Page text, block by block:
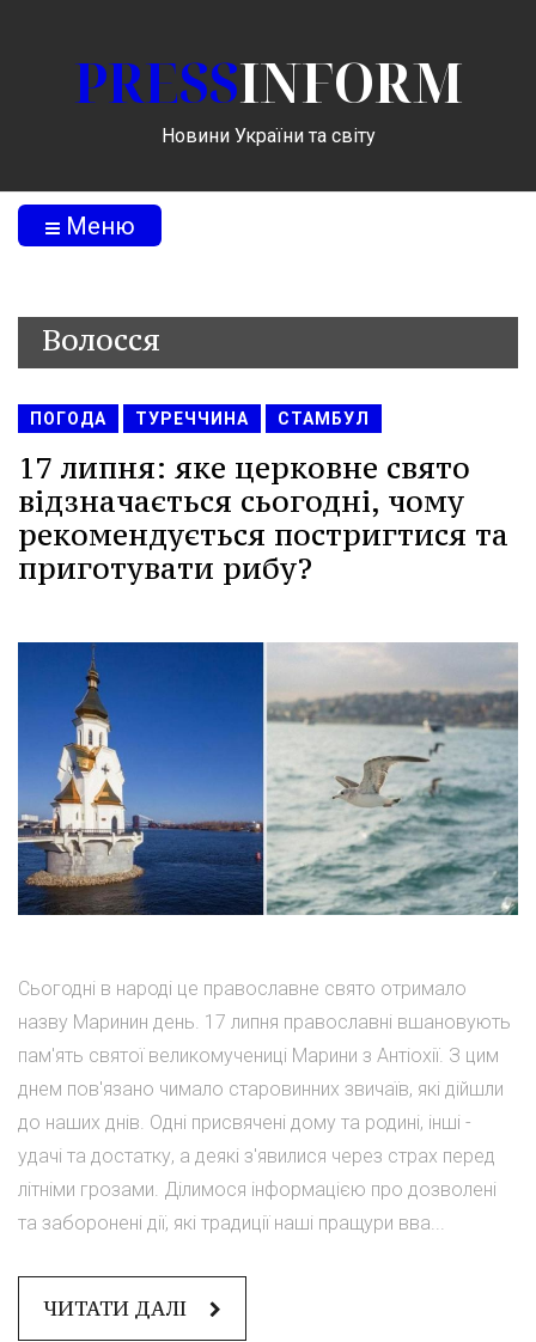
PRESSINFORM
Новини України та світу
Меню
Волосся
ПОГОДА ТУРЕЧЧИНА СТАМБУЛ
17 липня: яке церковне свято
відзначається сьогодні, чому
рекомендується постригтися та
приготувати рибу?
Сьогодні в народі це православне свято отримало
назву Маринин день. 17 липня православні вшановують
пам'ять святої великомучениці Марини з Антіохії. З цим
днем пов'язано чимало старовинних звичаїв, які дійшли
до наших днів. Одні присвячені дому та родині, інші -
удачі та достатку, а деякі з'явилися через страх перед
літніми грозами. Ділимося інформацією про дозволені
та заборонені дії, які традиції наші пращури вва...
ЧИТАТИ ДАЛІ